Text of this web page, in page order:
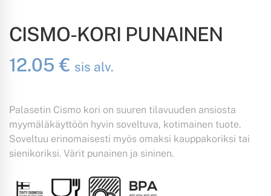
CISMO-KORI PUNAINEN
12.05€ sis alv.
Palasetin Cismo kori on suuren tilavuuden ansiosta
myymäläkäyttöön hyvin soveltuva, kotimainen tuote.
Soveltuu erinomaisesti myös omaksi kauppakoriksi tai
sienikoriksi. Värit punainen ja sininen.